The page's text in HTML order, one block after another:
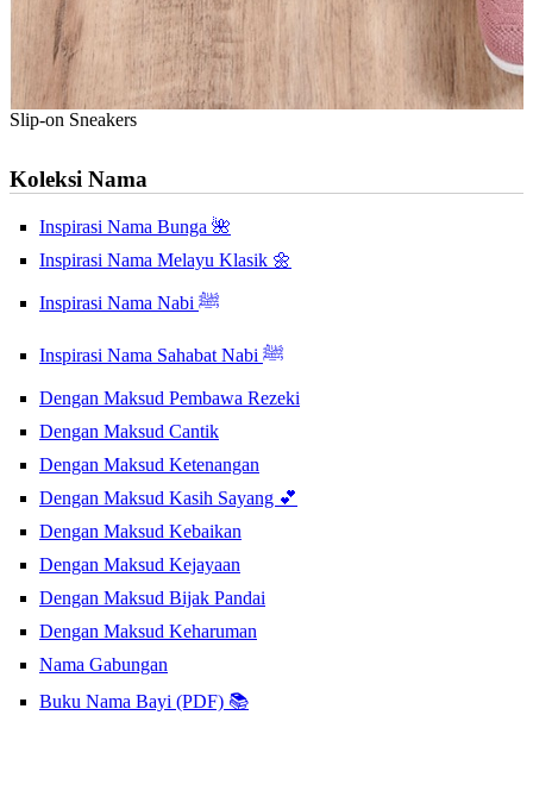
Slip-on Sneakers
Koleksi Nama
Inspirasi Nama Bunga 🌺
Inspirasi Nama Melayu Klasik 🌼
Inspirasi Nama Nabi ﷺ
Inspirasi Nama Sahabat Nabi ﷺ
Dengan Maksud Pembawa Rezeki
Dengan Maksud Cantik
Dengan Maksud Ketenangan
Dengan Maksud Kasih Sayang 💕
Dengan Maksud Kebaikan
Dengan Maksud Kejayaan
Dengan Maksud Bijak Pandai
Dengan Maksud Keharuman
Nama Gabungan
Buku Nama Bayi (PDF) 📚